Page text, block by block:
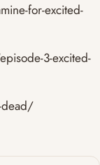
for-excited-
3-excited-
dead/